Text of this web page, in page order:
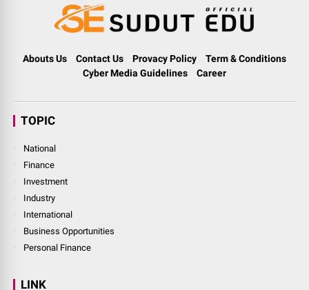
Abouts Us Contact Us Provacy Policy
Term & Conditions
Cyber Media Guidelines
Career
TOPIC
National
Finance
Investment
Industry
International
Business Opportunities
Personal Finance
LINK